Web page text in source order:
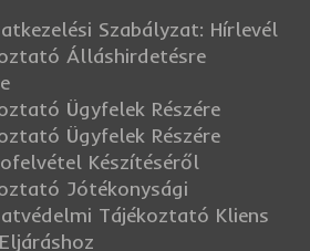
Szabályzat: Hírlevél
Álláshirdetésre
Ügyfelek Részére
Ügyfelek Részére
Készítéséről
Jótékonysági
Tájékoztató Kliens